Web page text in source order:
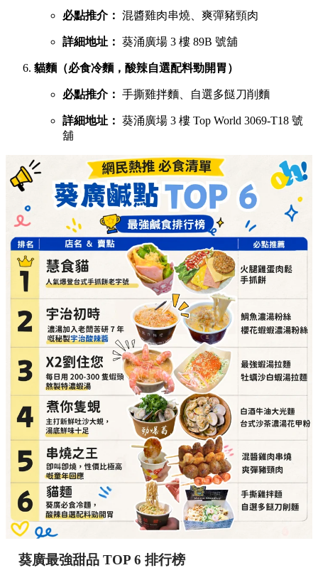
必點推介： 混醬雞肉串燒、爽彈豬頸肉
詳細地址： 葵涌廣場 3 樓 89B 號舖
貓麵（必食冷麵，酸辣自選配料勁開胃）
必點推介： 手撕雞拌麵、自選多餸刀削麵
詳細地址： 葵涌廣場 3 樓 Top World 3069-T18 號
舖
葵廣最強甜品 TOP 6 排行榜